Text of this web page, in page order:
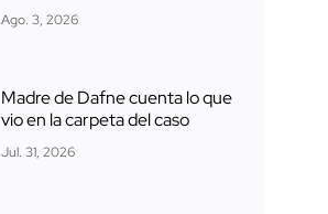
Ago. 3, 2026
Madre de Dafne cuenta lo que
vio en la carpeta del caso
Jul. 31, 2026